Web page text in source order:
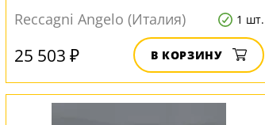
Reccagni Angelo (Италия)
1 шт.
25 503 ₽ В КОРЗИНУ